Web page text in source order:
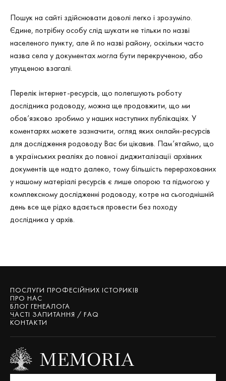
Пошук на сайті здійснювати доволі легко і зрозуміло.
Єдине, потрібну особу слід шукати не тільки по назві
населеного пункту, але й по назві району, оскільки часто
назва села у документах могла бути перекрученою, або
упущеною взагалі.
Перелік інтернет-ресурсів, що полегшують роботу
дослідника родоводу, можна ще продовжити, що ми
обов’язково зробимо у наших наступних публікаціях. У
коментарях можете зазначити, огляд яких онлайн-ресурсів
для дослідження родоводу Вас би цікавив. Пам’ятаймо, що
в українських реаліях до повної диджиталізації архівних
документів ще надто далеко, тому більшість перерахованих
у нашому матеріалі ресурсів є лише опорою та підмогою у
комплексному дослідженні родоводу, котре на сьогоднішній
день все ще рідко вдається провести без походу
дослідника у архів.
ПОСЛУГИ ПРОФЕСІЙНИХ ІСТОРИКІВ
ПРО НАС
БЛОГ ГЕНЕАЛОГА
ЧАСТІ ЗАПИТАННЯ / FAQ
КОНТАКТИ